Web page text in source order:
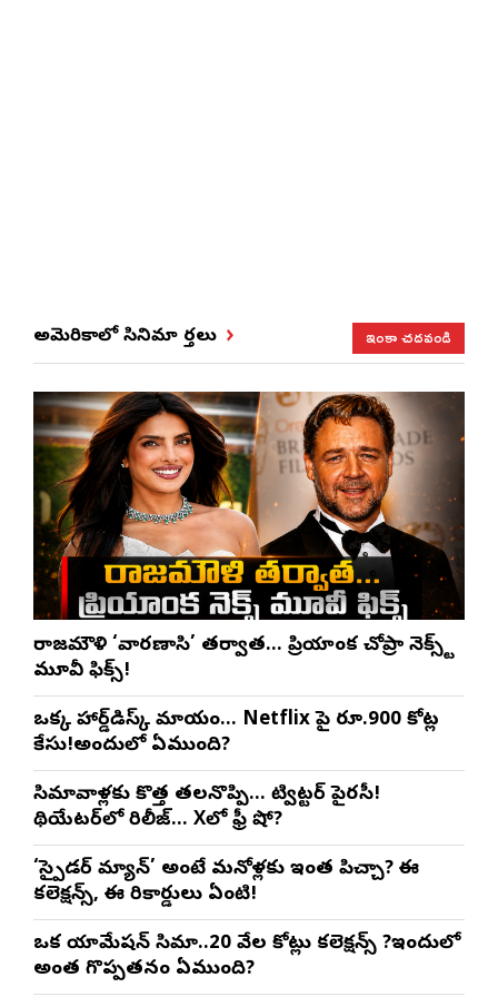
అమెరికాలో సినిమా వార్తలు ఇంకా చదవండి
రాజమౌళి ‘వారణాసి’ తర్వాత… ప్రియాంక చోప్రా నెక్స్ట్
మూవీ ఫిక్స్!
ఒక్క హార్డ్‌డిస్క్ మాయం… Netflix పై రూ.900 కోట్ల
కేసు!అందులో ఏముంది?
సినిమావాళ్లకు కొత్త తలనొప్పి… ట్విట్టర్ పైరసీ!
థియేటర్‌లో రిలీజ్… Xలో ఫ్రీ షో?
‘స్పైడర్ మ్యాన్’ అంటే మనోళ్లకు ఇంత పిచ్చా? ఈ
కలెక్షన్స్, ఈ రికార్డులు ఏంటి!
ఒక యానిమేషన్ సినిమా..20 వేల కోట్లు కలెక్షన్స్ ?ఇందులో
అంత గొప్పతనం ఏముంది?